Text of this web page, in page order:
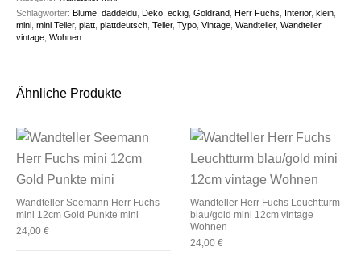
Schlagwörter:Blume ,daddeldu ,Deko ,eckig ,Goldrand ,Herr Fuchs Interior,klein
mini ,mini Teller,platt ,plattdeutsch ,Teller,Typo ,Vintage ,Wandteller,Wandteller
vintage ,Wohnen
Ähnliche Produkte
Wandteller Seemann Herr Fuchs
mini 12cm Gold Punkte mini
24,00€
Wandteller Herr Fuchs Leuchtturm
blau/gold mini 12cm vintage
Wohnen
24,00 €